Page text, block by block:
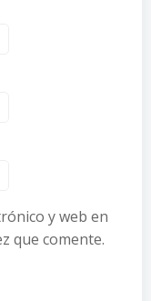
y web en
que comente.